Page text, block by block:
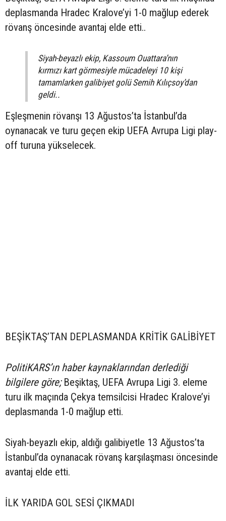
deplasmanda Hradec Kralove’yi 1-0 mağlup ederek
rövanş öncesinde avantaj elde etti..
Siyah-beyazlı ekip, Kassoum Ouattara’nın
kırmızı kart görmesiyle mücadeleyi 10 kişi
tamamlarken galibiyet golü Semih Kılıçsoy’dan
geldi..
Eşleşmenin rövanşı 13 Ağustos’ta İstanbul’da
oynanacak ve turu geçen ekip UEFA Avrupa Ligi play-
off turuna yükselecek.
BEŞİKTAŞ’TAN DEPLASMANDA KRİTİK GALİBİYET
PolitiKARS’ın haber kaynaklarından derlediği
bilgilere göre;Beşiktaş, UEFA Avrupa Ligi 3. eleme
turu ilk maçında Çekya temsilcisi Hradec Kralove’yi
deplasmanda 1-0 mağlup etti.
Siyah-beyazlı ekip, aldığı galibiyetle 13 Ağustos’ta
İstanbul’da oynanacak rövanş karşılaşması öncesinde
avantaj elde etti.
İLK YARIDA GOL SESİ ÇIKMADI